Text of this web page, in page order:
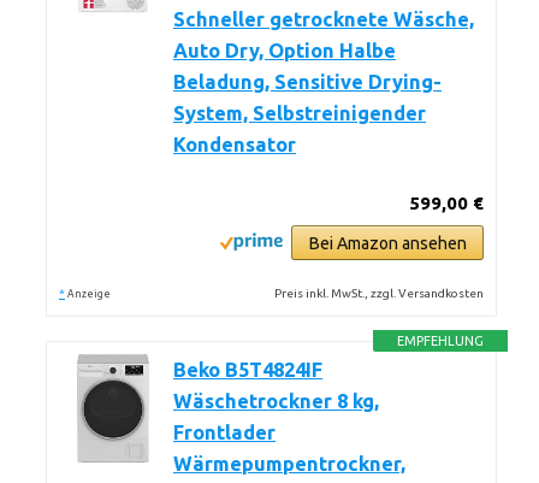
Schneller getrocknete Wäsche,
Auto Dry, Option Halbe
Beladung, Sensitive Drying-
System, Selbstreinigender
Kondensator
599,00 €
Bei Amazon ansehen
* Anzeige Preis inkl. MwSt., zzgl. Versandkosten
EMPFEHLUNG
Beko B5T4824IF
Wäschetrockner 8 kg,
Frontlader
Wärmepumpentrockner,